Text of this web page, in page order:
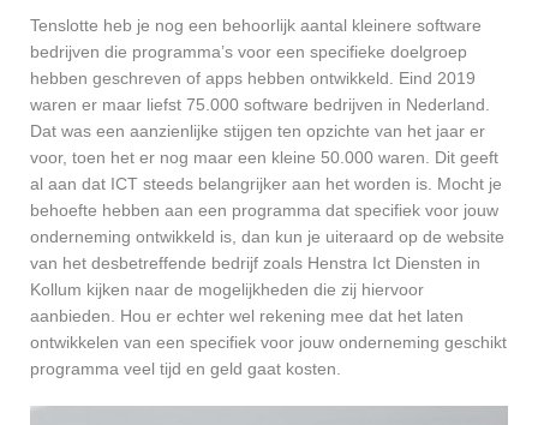
Tenslotte heb je nog een behoorlijk aantal kleinere software
bedrijven die programma’s voor een specifieke doelgroep
hebben geschreven of apps hebben ontwikkeld. Eind 2019
waren er maar liefst 75.000 software bedrijven in Nederland.
Dat was een aanzienlijke stijgen ten opzichte van het jaar er
voor, toen het er nog maar een kleine 50.000 waren. Dit geeft
al aan dat ICT steeds belangrijker aan het worden is. Mocht je
behoefte hebben aan een programma dat specifiek voor jouw
onderneming ontwikkeld is, dan kun je uiteraard op de website
van het desbetreffende bedrijf zoals Henstra Ict Diensten in
Kollum kijken naar de mogelijkheden die zij hiervoor
aanbieden. Hou er echter wel rekening mee dat het laten
ontwikkelen van een specifiek voor jouw onderneming geschikt
programma veel tijd en geld gaat kosten.